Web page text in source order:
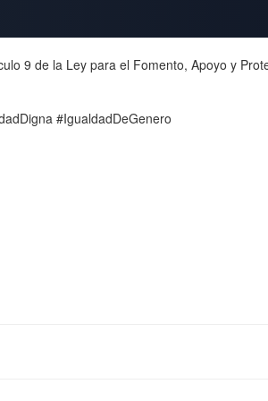
9 de la Ley para el Fomento, Apoyo y
#IgualdadDeGenero